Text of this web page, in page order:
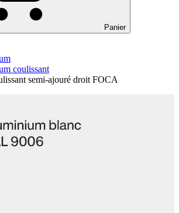
Panier
coulissant
semi-ajouré droit FOCA